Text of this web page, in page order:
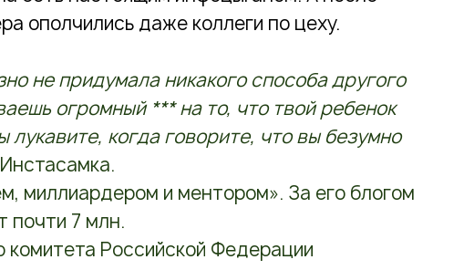
ополчились даже коллеги по цеху.
не придумала никакого способа другого
огромный *** на то, что твой ребенок
лукавите, когда говорите, что вы безумно
миллиардером и ментором». За его блогом
почти 7 млн.
Российской Федерации